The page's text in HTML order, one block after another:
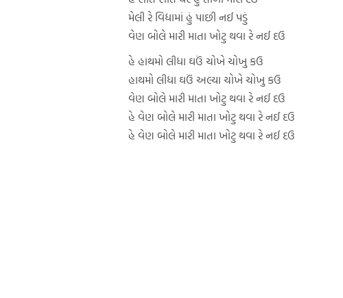
મેલી રે વિદ્યામાં હું પાછી નઈ પડું
વેણ બોલે મારી માતા ખોટુ થવા રે નઈ દઉ
હે હાથમો લીધા ઘઉં ચોખે ચોખુ કઉ
હાથમો લીધા ઘઉં અલ્યા ચોખે ચોખુ કઉ
વેણ બોલે મારી માતા ખોટુ થવા રે નઈ દઉ
હે વેણ બોલે મારી માતા ખોટુ થવા રે નઈ દઉ
હે વેણ બોલે મારી માતા ખોટુ થવા રે નઈ દઉ